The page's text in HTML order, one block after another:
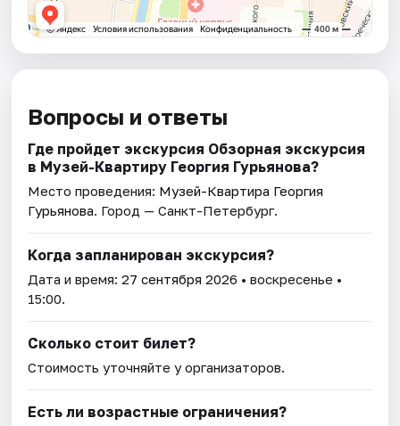
Вопросы и ответы
Где пройдет экскурсия Обзорная экскурсия
в Музей-Квартиру Георгия Гурьянова?
Место проведения: Музей-Квартира Георгия
Гурьянова. Город — Санкт-Петербург.
Когда запланирован экскурсия?
Дата и время:27 сентября 2026 • воскресенье •
15:00.
Сколько стоит билет?
Стоимость уточняйте у организаторов.
Есть ли возрастные ограничения?